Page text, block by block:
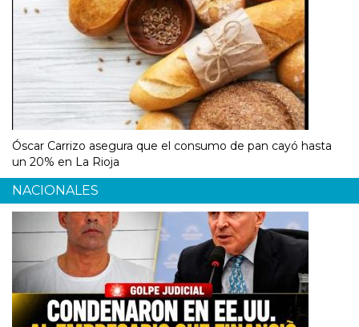
Óscar Carrizo asegura que el consumo de pan cayó hasta
un 20% en La Rioja
NACIONALES